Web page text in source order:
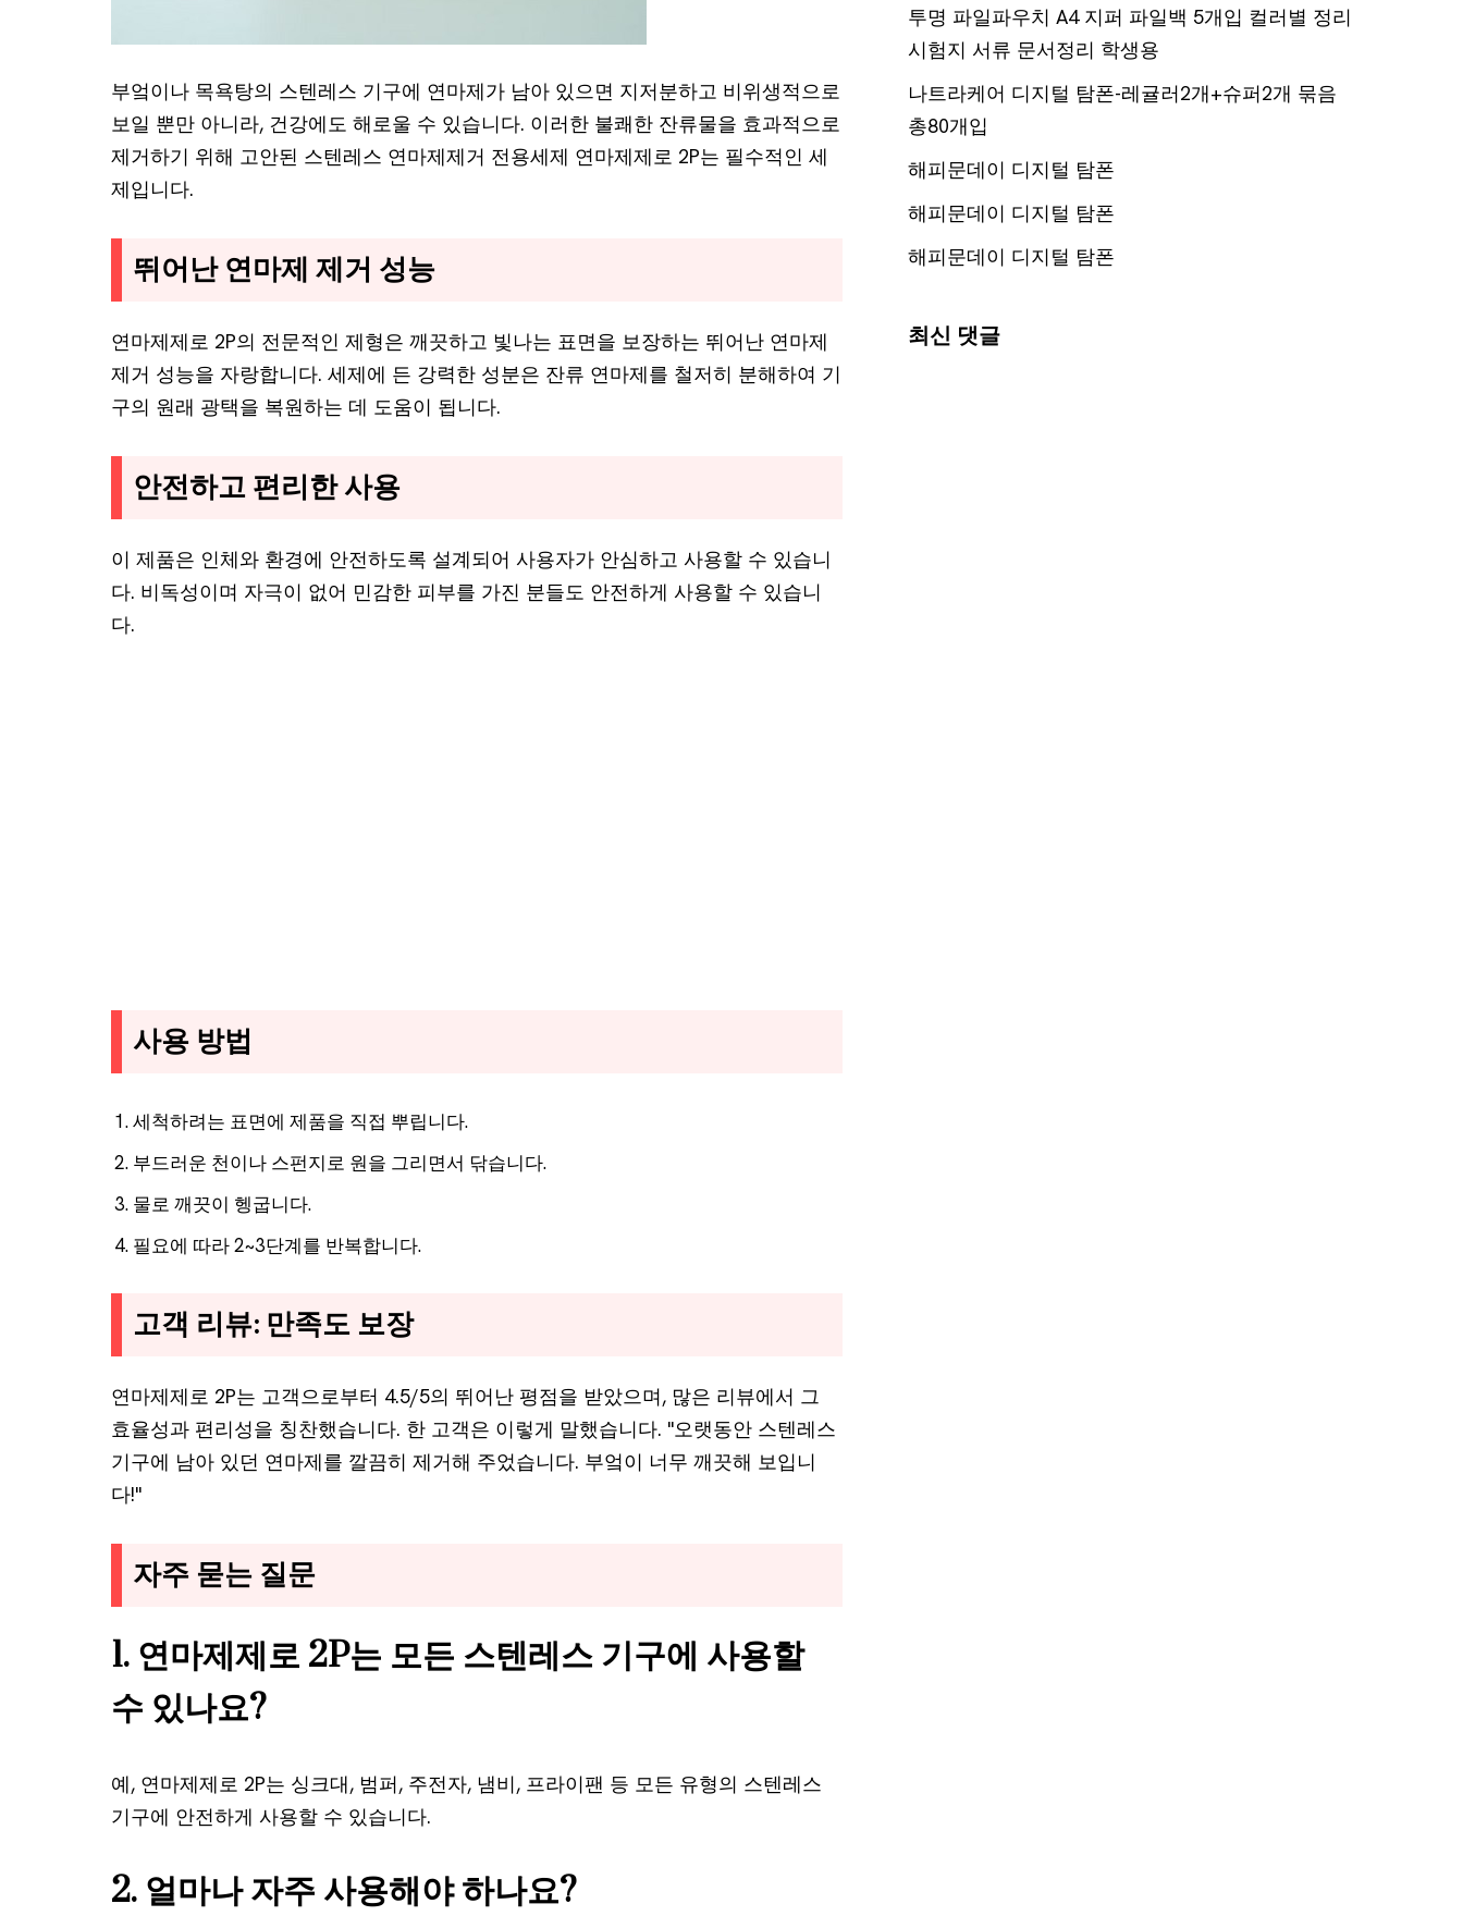
부엌이나 목욕탕의 스텐레스 기구에 연마제가 남아 있으면 지저분하고 비위생적으로
보일 뿐만 아니라, 건강에도 해로울 수 있습니다. 이러한 불쾌한 잔류물을 효과적으로
제거하기 위해 고안된 스텐레스 연마제제거 전용세제 연마제제로 2P는 필수적인 세
제입니다.
뛰어난 연마제 제거 성능
연마제제로 2P의 전문적인 제형은 깨끗하고 빛나는 표면을 보장하는 뛰어난 연마제
제거 성능을 자랑합니다. 세제에 든 강력한 성분은 잔류 연마제를 철저히 분해하여 기
구의 원래 광택을 복원하는 데 도움이 됩니다.
안전하고 편리한 사용
이 제품은 인체와 환경에 안전하도록 설계되어 사용자가 안심하고 사용할 수 있습니
다. 비독성이며 자극이 없어 민감한 피부를 가진 분들도 안전하게 사용할 수 있습니
다.
사용 방법
세척하려는 표면에 제품을 직접 뿌립니다.
부드러운 천이나 스펀지로 원을 그리면서 닦습니다.
물로 깨끗이 헹굽니다.
필요에 따라 2~3단계를 반복합니다.
고객 리뷰: 만족도 보장
연마제제로 2P는 고객으로부터 4.5/5의 뛰어난 평점을 받았으며, 많은 리뷰에서 그
효율성과 편리성을 칭찬했습니다. 한 고객은 이렇게 말했습니다. "오랫동안 스텐레스
기구에 남아 있던 연마제를 깔끔히 제거해 주었습니다. 부엌이 너무 깨끗해 보입니
다!"
자주 묻는 질문
1. 연마제제로 2P는 모든 스텐레스 기구에 사용할
수 있나요?
예, 연마제제로 2P는 싱크대, 범퍼, 주전자, 냄비, 프라이팬 등 모든 유형의 스텐레스
기구에 안전하게 사용할 수 있습니다.
2. 얼마나 자주 사용해야 하나요?
투명 파일파우치 A4 지퍼 파일백 5개입 컬러별 정리
시험지 서류 문서정리 학생용
나트라케어 디지털 탐폰-레귤러2개+슈퍼2개 묶음
총80개입
해피문데이 디지털 탐폰
해피문데이 디지털 탐폰
해피문데이 디지털 탐폰
최신 댓글